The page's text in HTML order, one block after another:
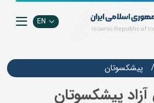
EN
پیشکسوتان
پیشکسوتان